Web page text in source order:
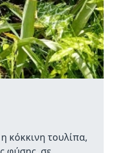
κόκκινη τουλίπα,